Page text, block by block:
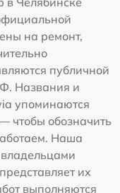
на ремонт,
публичной
Названия и
упоминаются
чтобы обозначить
Наша
их
выполняются